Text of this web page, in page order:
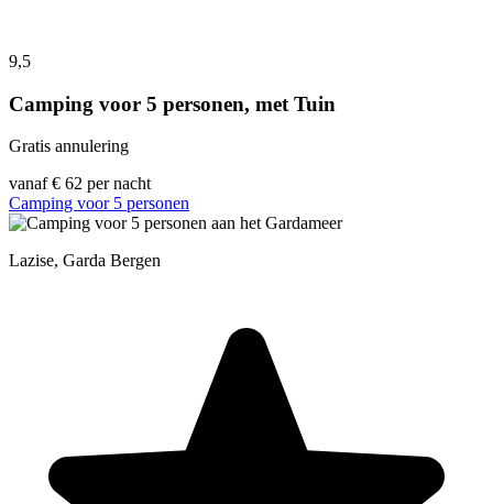
9,5
Camping voor 5 personen, met Tuin
Gratis annulering
vanaf € 62 per nacht
Camping voor 5 personen
Lazise, Garda Bergen